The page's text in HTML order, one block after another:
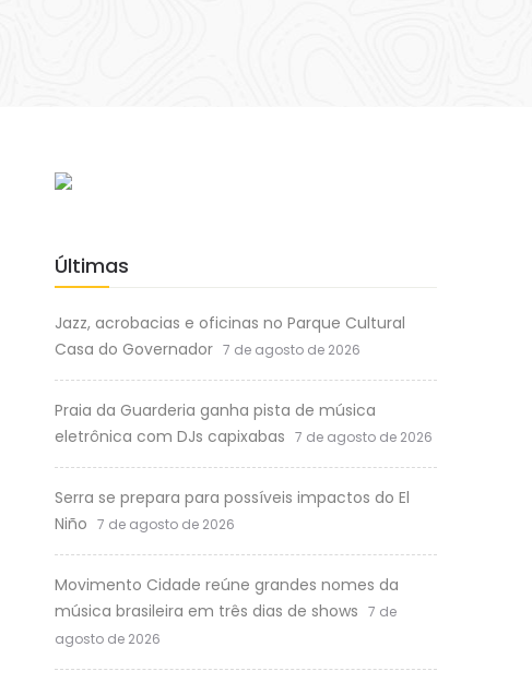
Últimas
Jazz, acrobacias e oficinas no Parque Cultural
Casa do Governador 7 de agosto de 2026
Praia da Guarderia ganha pista de música
eletrônica com DJs capixabas 7 de agosto de 2026
Serra se prepara para possíveis impactos do El
Niño 7 de agosto de 2026
Movimento Cidade reúne grandes nomes da
música brasileira em três dias de shows 7 de
agosto de 2026